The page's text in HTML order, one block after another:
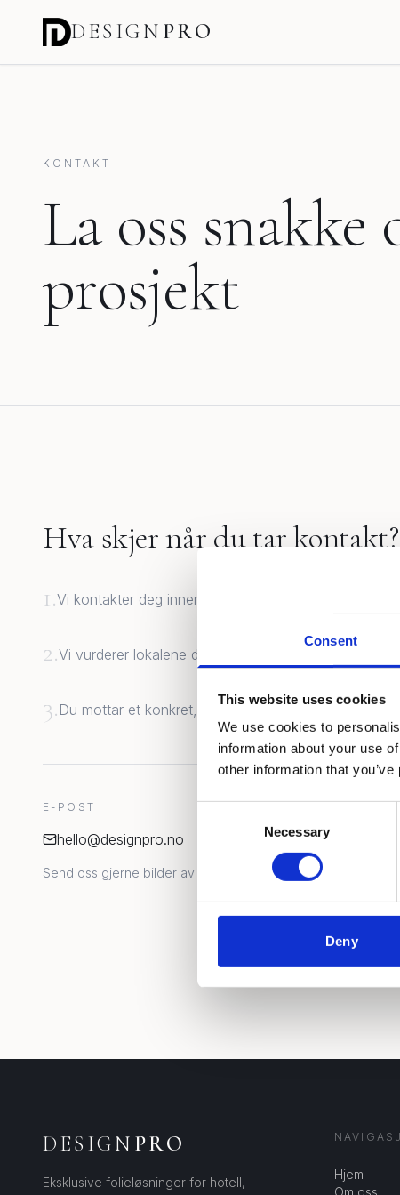
Consent
This website uses cookies
We use cookies to
information about your use
other information that
Necessary
Deny
DESIGN PRO
KONTAKT
La oss
prosjekt
Hva skjer når du tar kontakt?
1.Vi kontakter deg innen én virkedag for å avtale et
2.Vi vurderer lokalene dine og diskuterer ønsker,
3. Du mottar et konkret, uforpliktende tilbud tilpasset
E-POST
hello@designpro.no
Send oss gjerne bilder av lokalet for raskere vurdering.
DESIGN PRO
Eksklusive folieløsninger for hotell,
Hjem
Om oss